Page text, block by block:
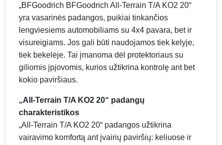
„BFGoodrich BFGoodrich All-Terrain T/A KO2 20“
yra vasarinės padangos, puikiai tinkančios
lengviesiems automobiliams su 4x4 pavara, bet ir
visureigiams. Jos gali būti naudojamos tiek kelyje,
tiek bekelėje. Tai įmanoma dėl protektoriaus su
giliomis įpjovomis, kurios užtikrina kontrolę ant bet
kokio paviršiaus.
„All-Terrain T/A KO2 20“ padangų
charakteristikos
„All-Terrain T/A KO2 20“ padangos užtikrina
vairavimo komfortą ant įvairių paviršių: keliuose ir